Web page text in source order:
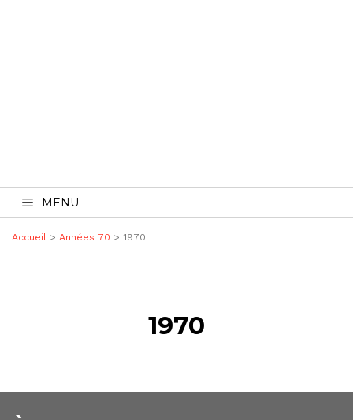
MENU
Accueil > Années 70 > 1970
1970